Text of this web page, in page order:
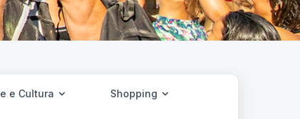
e Cultura Shopping